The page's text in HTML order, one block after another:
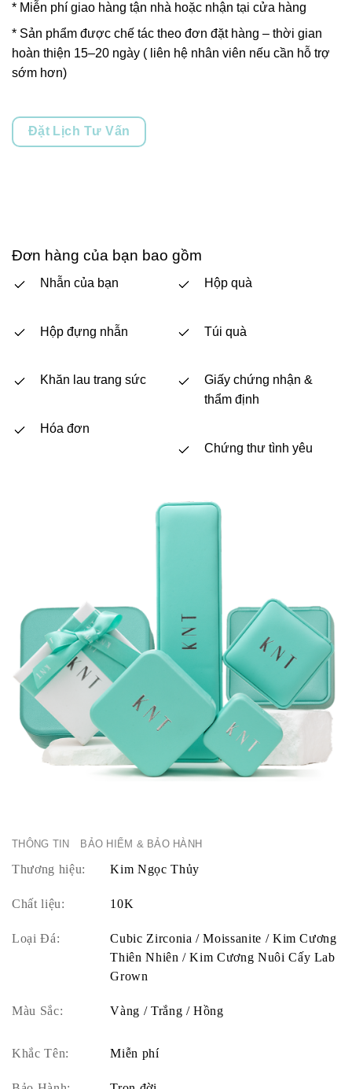
* Miễn phí giao hàng tận nhà hoặc nhận tại cửa hàng
* Sản phẩm được chế tác theo đơn đặt hàng – thời gian
hoàn thiện 15–20 ngày ( liên hệ nhân viên nếu cần hỗ trợ
sớm hơn)
Đặt Lịch Tư Vấn
Đơn hàng của bạn bao gồm
Nhẫn của bạn
Hộp đựng nhẫn
Khăn lau trang sức
Hóa đơn
Hộp quà
Túi quà
Giấy chứng nhận &
thẩm định
Chứng thư tình yêu
THÔNG TIN BẢO HIỂM & BẢO HÀNH
Thương hiệu: Kim Ngọc Thủy
Chất liệu: 10K
Loại Đá:
Cubic Zirconia / Moissanite / Kim Cương
Thiên Nhiên / Kim Cương Nuôi Cấy Lab
Grown
Màu Sắc: Vàng / Trắng / Hồng
Khắc Tên: Miễn phí